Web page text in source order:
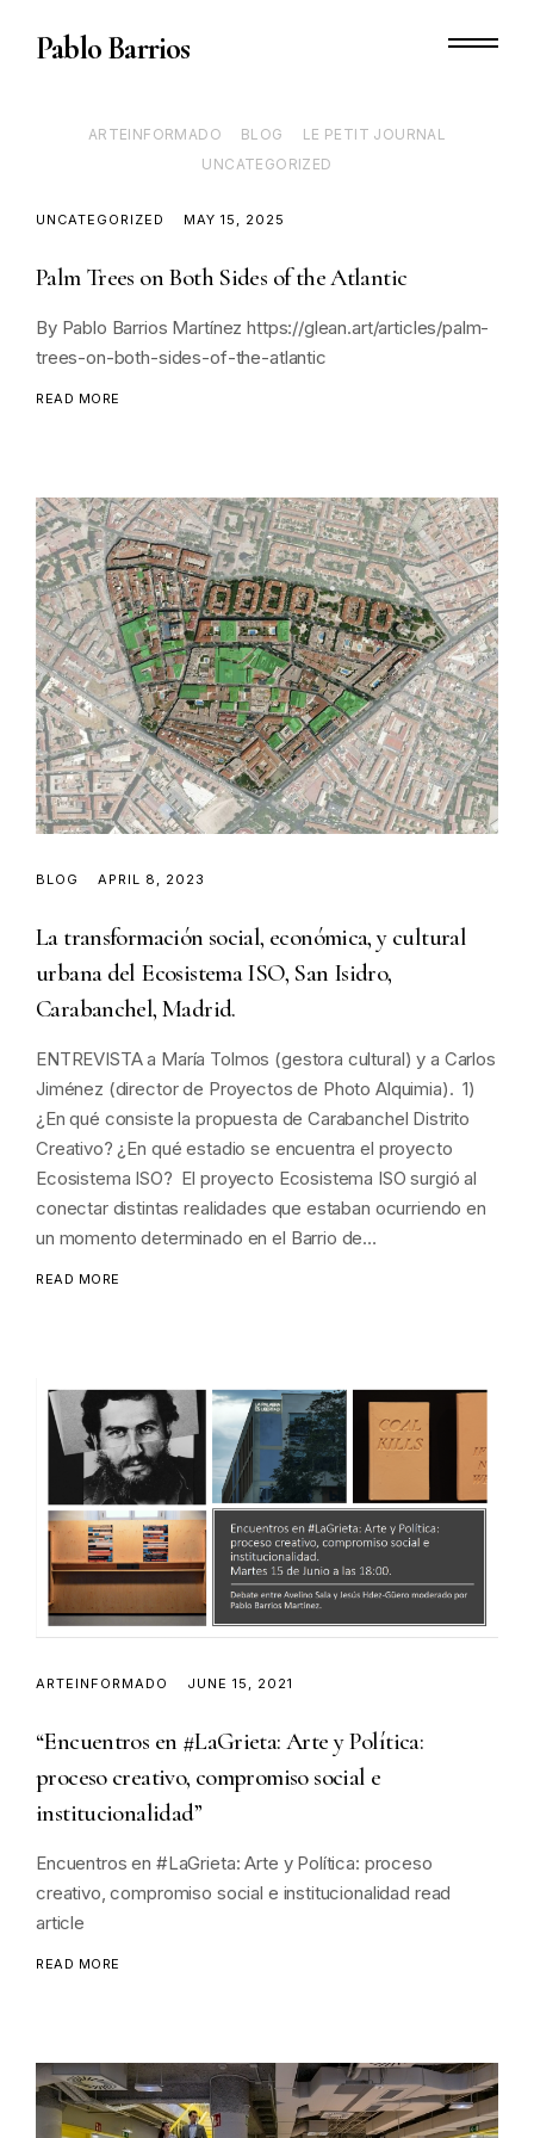
contentPablo Barrios
ARTEINFORMADO BLOG
LE PETIT JOURNAL
UNCATEGORIZED
UNCATEGORIZED MAY 15, 2025
Palm Trees on Both Sides of the Atlantic
By Pablo Barrios Martínez https://glean.art/articles/palm-
trees-on-both-sides-of-the-atlantic
READ MORE
BLOG APRIL 8, 2023
La transformación social, económica, y cultural
urbana del Ecosistema ISO, San Isidro,
Carabanchel, Madrid.
ENTREVISTA a María Tolmos (gestora cultural) y a Carlos
Jiménez (director de Proyectos de Photo Alquimia). 1)
¿En qué consiste la propuesta de Carabanchel Distrito
Creativo? ¿En qué estadio se encuentra el proyecto
Ecosistema ISO? El proyecto Ecosistema ISO surgió al
conectar distintas realidades que estaban ocurriendo en
un momento determinado en el Barrio de…
READ MORE
ARTEINFORMADO JUNE 15, 2021
“Encuentros en #LaGrieta: Arte y Política:
proceso creativo, compromiso social e
institucionalidad”
Encuentros en #LaGrieta: Arte y Política: proceso
creativo, compromiso social e institucionalidad read
article
READ MORE